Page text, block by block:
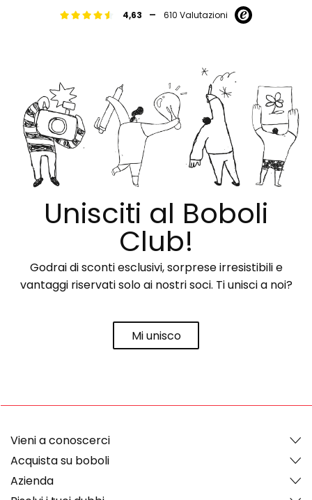
4,63 - 610 Valutazioni
Unisciti al Boboli
Club!
Godrai di sconti esclusivi, sorprese irresistibili e
vantaggi riservati solo ai nostri soci. Ti unisci a noi?
Mi unisco
Vieni a conoscerci
Acquista su boboli
Azienda